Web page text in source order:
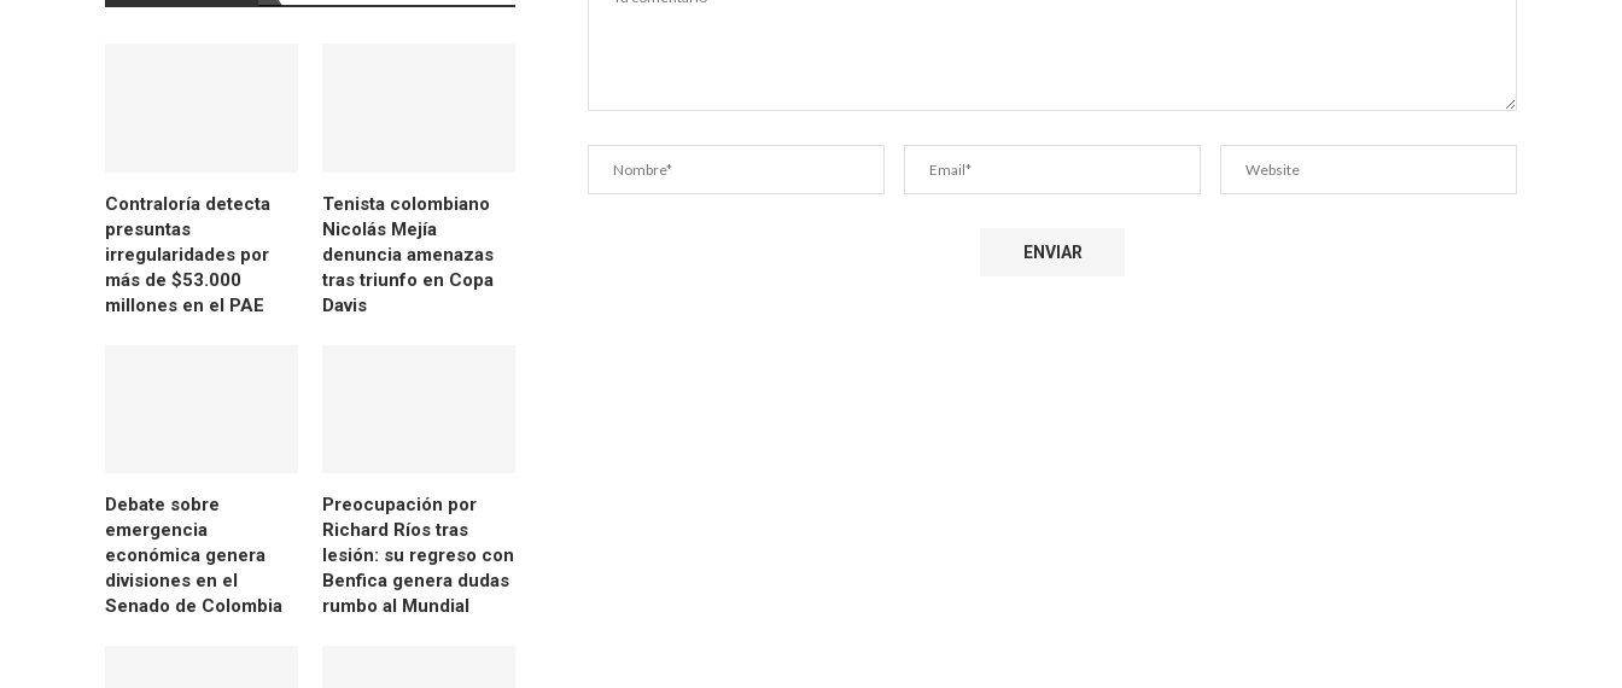
Contraloría detecta
presuntas
irregularidades por
más de $53.000
millones en el PAE
Tenista colombiano
Nicolás Mejía
denuncia amenazas
tras triunfo en Copa
Davis
Debate sobre
emergencia
económica genera
divisiones en el
Senado de Colombia
Preocupación por
Richard Ríos tras
lesión: su regreso con
Benfica genera dudas
rumbo al Mundial